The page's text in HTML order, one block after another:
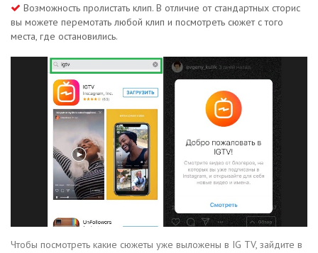
Возможность пролистать клип. В отличие от стандартных сторис
вы можете перемотать любой клип и посмотреть сюжет с того
места, где остановились.
Чтобы посмотреть какие сюжеты уже выложены в IG TV, зайдите в